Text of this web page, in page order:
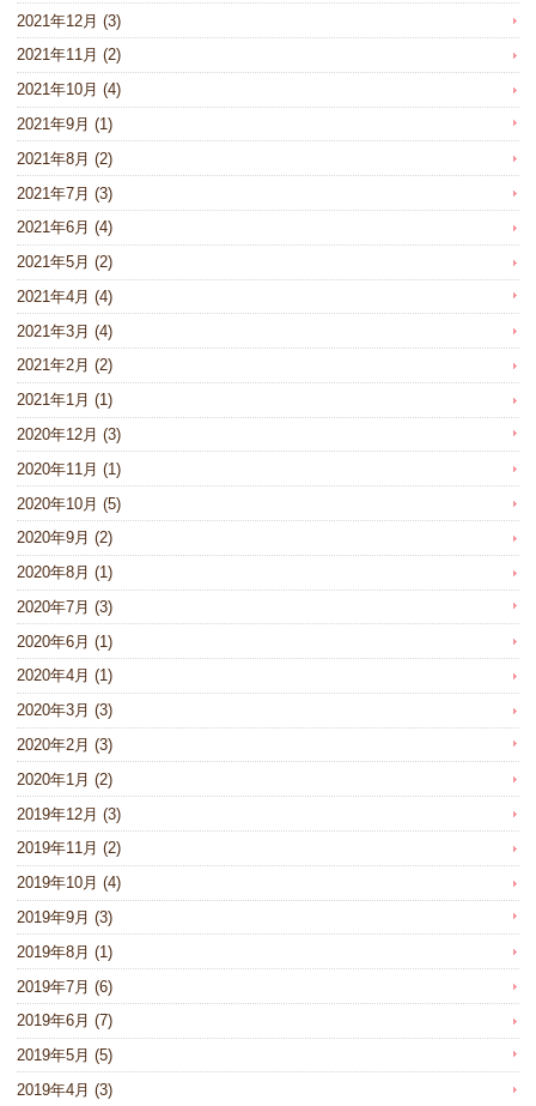
2021年12月 (3)
2021年11月 (2)
2021年10月 (4)
2021年9月 (1)
2021年8月 (2)
2021年7月 (3)
2021年6月 (4)
2021年5月 (2)
2021年4月 (4)
2021年3月 (4)
2021年2月 (2)
2021年1月 (1)
2020年12月 (3)
2020年11月 (1)
2020年10月 (5)
2020年9月 (2)
2020年8月 (1)
2020年7月 (3)
2020年6月 (1)
2020年4月 (1)
2020年3月 (3)
2020年2月 (3)
2020年1月 (2)
2019年12月 (3)
2019年11月 (2)
2019年10月 (4)
2019年9月 (3)
2019年8月 (1)
2019年7月 (6)
2019年6月 (7)
2019年5月 (5)
2019年4月 (3)